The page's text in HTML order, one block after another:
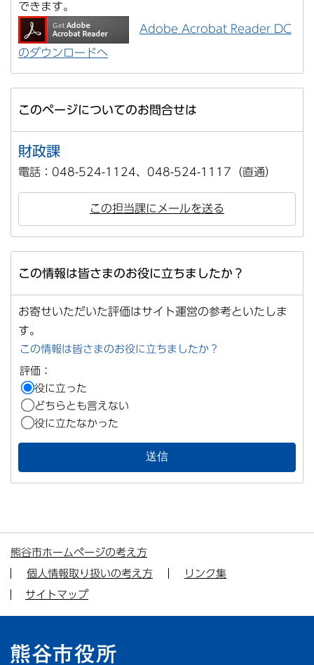
できます。
Adobe Acrobat Reader DC
のダウンロードへ
このページについてのお問合せは
財政課
電話：048-524-1124、048-524-1117（直通）
この担当課にメールを送る
この情報は皆さまのお役に立ちましたか？
お寄せいただいた評価はサイト運営の参考といたしま
す。
この情報は皆さまのお役に立ちましたか？
評価：
役に立った
どちらとも言えない
役に立たなかった
熊谷市ホームページの考え方
個人情報取り扱いの考え方
リンク集
サイトマップ